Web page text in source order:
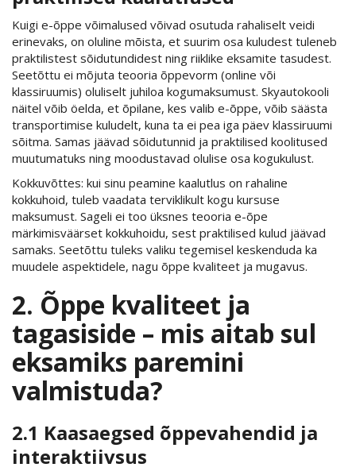
Kuigi e-õppe võimalused võivad osutuda rahaliselt veidi
erinevaks, on oluline mõista, et suurim osa kuludest tuleneb
praktilistest sõidutundidest ning riiklike eksamite tasudest.
Seetõttu ei mõjuta teooria õppevorm (online või
klassiruumis) oluliselt juhiloa kogumaksumust. Skyautokooli
näitel võib öelda, et õpilane, kes valib e-õppe, võib säästa
transportimise kuludelt, kuna ta ei pea iga päev klassiruumi
sõitma. Samas jäävad sõidutunnid ja praktilised koolitused
muutumatuks ning moodustavad olulise osa kogukulust.
Kokkuvõttes: kui sinu peamine kaalutlus on rahaline
kokkuhoid, tuleb vaadata terviklikult kogu kursuse
maksumust. Sageli ei too üksnes teooria e-õpe
märkimisväärset kokkuhoidu, sest praktilised kulud jäävad
samaks. Seetõttu tuleks valiku tegemisel keskenduda ka
muudele aspektidele, nagu õppe kvaliteet ja mugavus.
2. Õppe kvaliteet ja
tagasiside – mis aitab sul
eksamiks paremini
valmistuda?
2.1 Kaasaegsed õppevahendid ja
interaktiivsus